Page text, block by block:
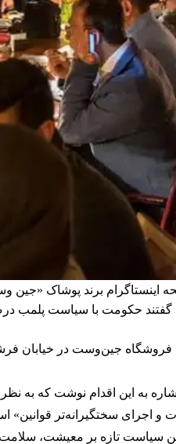
اینستاگرام برند پوشاک
گفتند حکومت با سیاست پلمب
به این اقدام نوشت که به
و اجرای سختگیرانه‌تر قوانین»
سیاست‌ تازه بر معیشت،